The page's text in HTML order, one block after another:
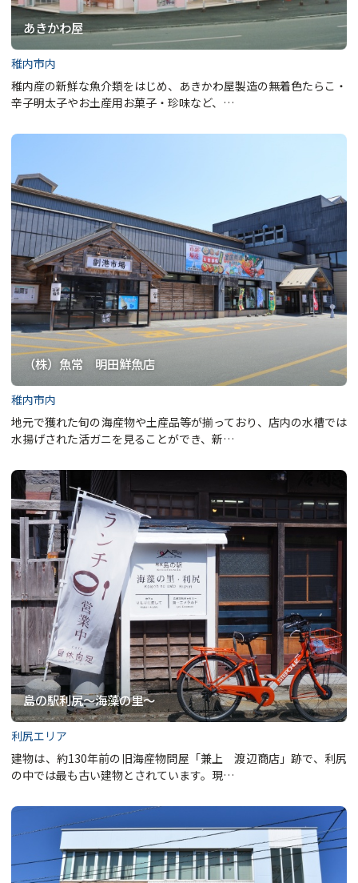
あきかわ屋
稚内市内
稚内産の新鮮な魚介類をはじめ、あきかわ屋製造の無着色たらこ・
辛子明太子やお土産用お菓子・珍味など、…
（株）魚常 明田鮮魚店
稚内市内
地元で獲れた旬の海産物や土産品等が揃っており、店内の水槽では
水揚げされた活ガニを見ることができ、新…
島の駅利尻～海藻の里～
利尻エリア
建物は、約130年前の旧海産物問屋「兼上 渡辺商店」跡で、利尻
の中では最も古い建物とされています。現…